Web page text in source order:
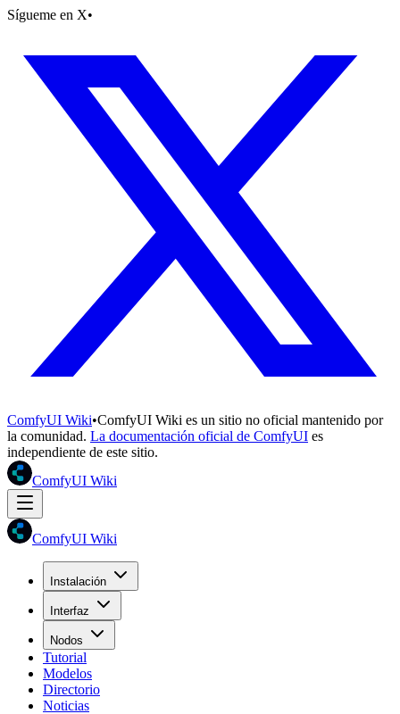
Sígueme en X•
ComfyUI Wiki•ComfyUI Wiki es un sitio no oficial mantenido por
la comunidad. La documentación oficial de ComfyUI es
independiente de este sitio.
ComfyUI Wiki
ComfyUI Wiki
Instalación
Interfaz
Nodos
Tutorial
Modelos
Directorio
Noticias